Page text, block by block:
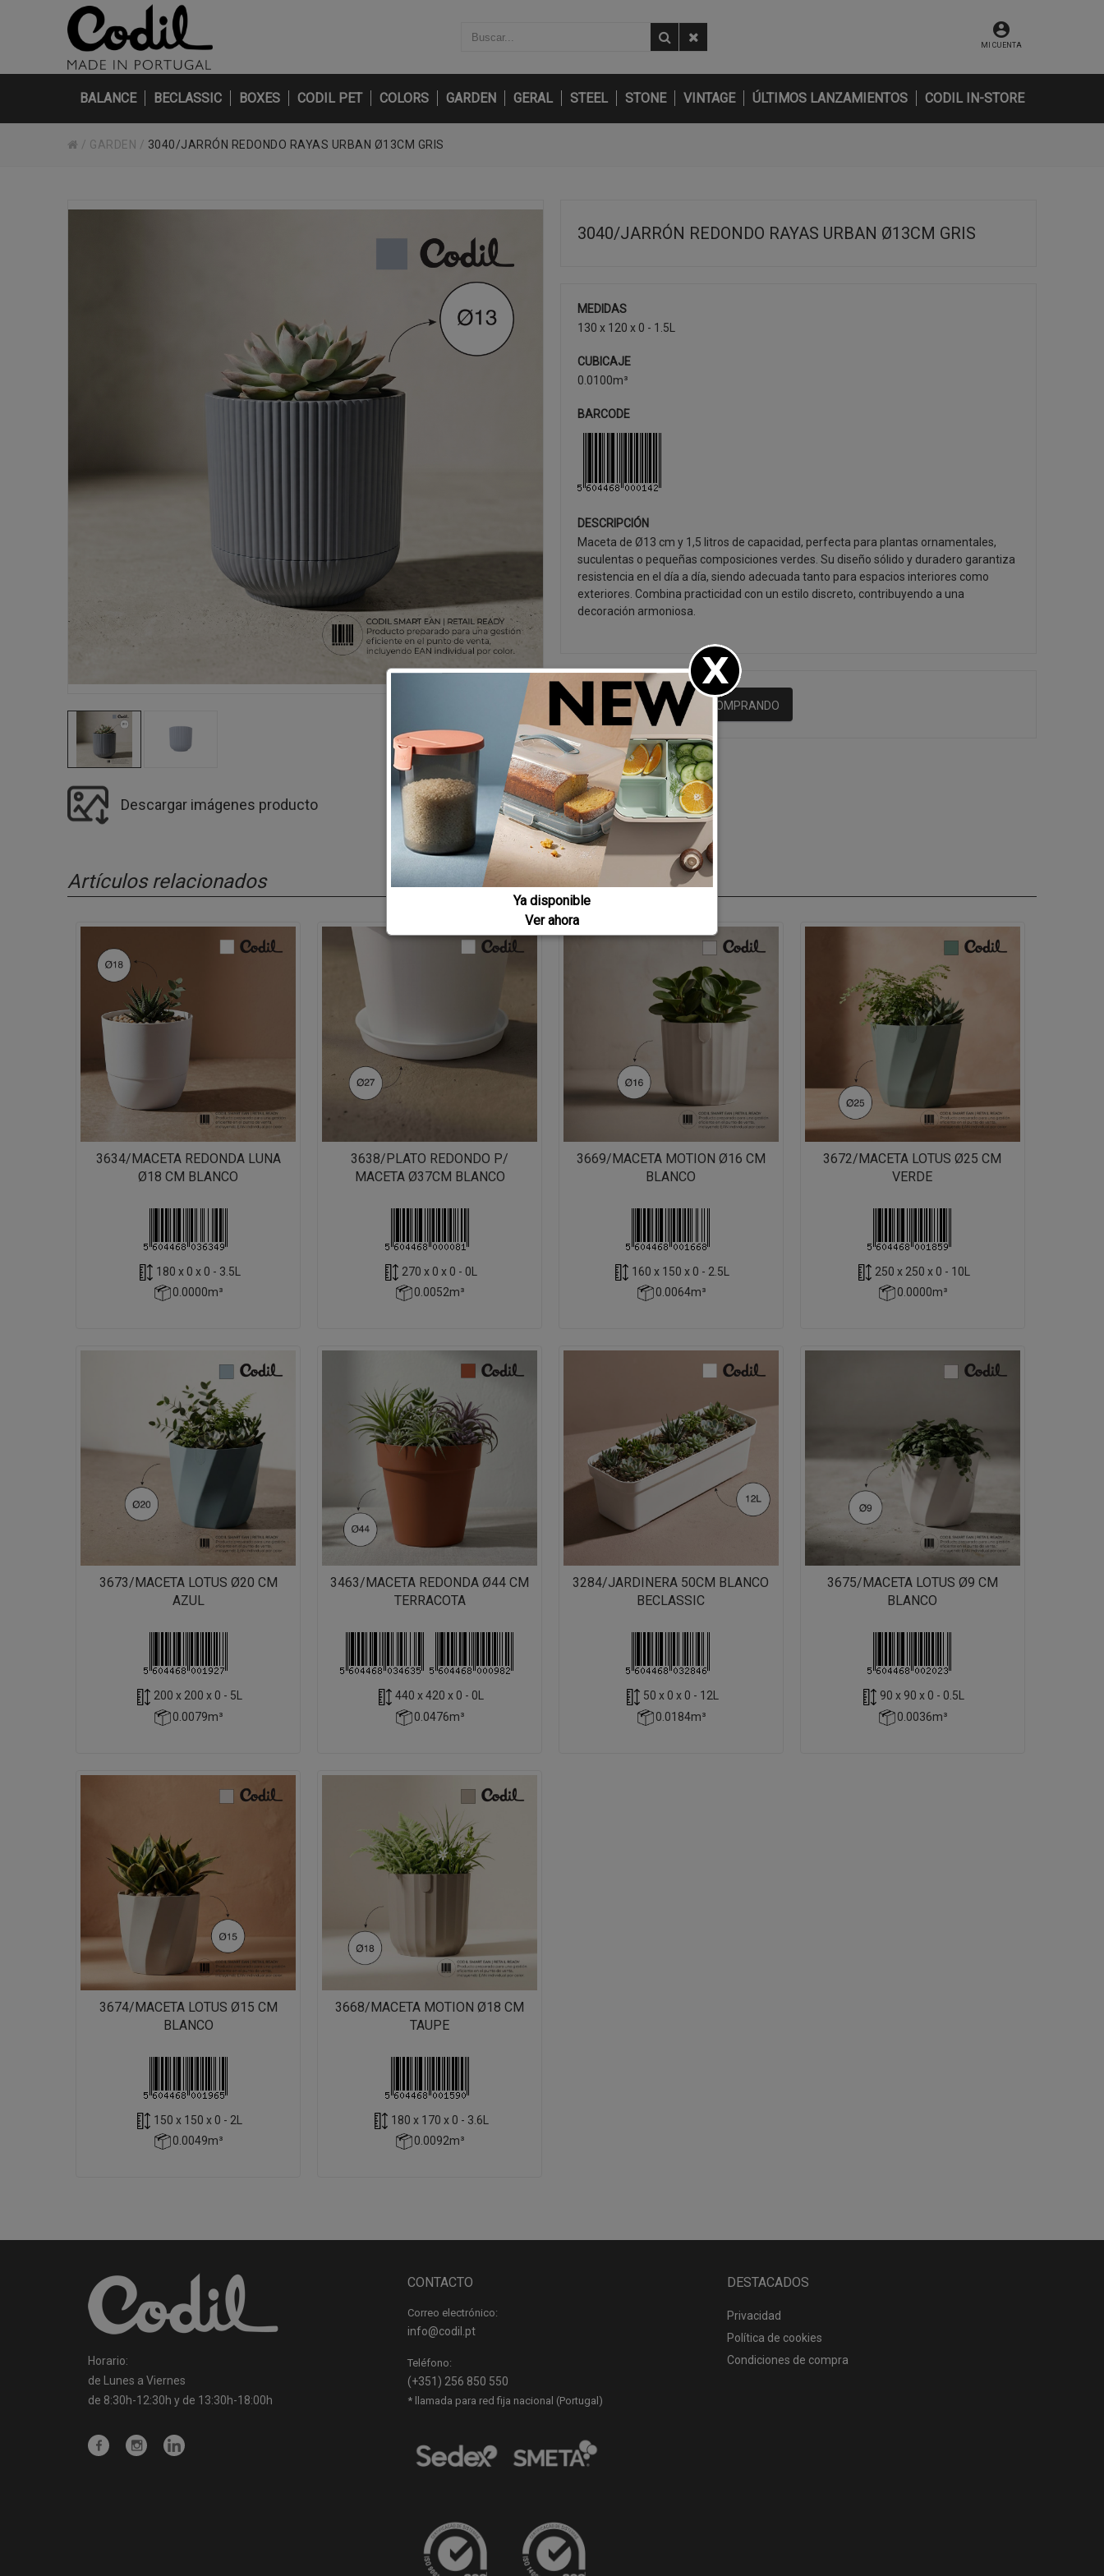
MI CUENTA
BALANCE BECLASSIC BOXES CODIL PET COLORS GARDEN GERAL STEEL STONE VINTAGE ÚLTIMOS LANZAMIENTOS CODIL IN-STORE
/ GARDEN / 3040/JARRÓN REDONDO RAYAS URBAN Ø13CM GRIS
Descargar imágenes producto
3040/JARRÓN REDONDO RAYAS URBAN Ø13CM GRIS
MEDIDAS
130 x 120 x 0 - 1.5L
CUBICAJE
0.0100m³
BARCODE
DESCRIPCIÓN
Maceta de Ø13 cm y 1,5 litros de capacidad, perfecta para plantas ornamentales,
suculentas o pequeñas composiciones verdes. Su diseño sólido y duradero garantiza
resistencia en el día a día, siendo adecuada tanto para espacios interiores como
exteriores. Combina practicidad con un estilo discreto, contribuyendo a una
decoración armoniosa.
SEGUIR COMPRANDO
Artículos relacionados
3634/MACETA REDONDA LUNA
Ø18 CM BLANCO
180 x 0 x 0 - 3.5L
0.0000m³
3638/PLATO REDONDO P/
MACETA Ø37CM BLANCO
270 x 0 x 0 - 0L
0.0052m³
3669/MACETA MOTION Ø16 CM
BLANCO
160 x 150 x 0 - 2.5L
0.0064m³
3672/MACETA LOTUS Ø25 CM
VERDE
250 x 250 x 0 - 10L
0.0000m³
3673/MACETA LOTUS Ø20 CM
AZUL
200 x 200 x 0 - 5L
0.0079m³
3463/MACETA REDONDA Ø44 CM
TERRACOTA
440 x 420 x 0 - 0L
0.0476m³
3284/JARDINERA 50CM BLANCO
BECLASSIC
50 x 0 x 0 - 12L
0.0184m³
3675/MACETA LOTUS Ø9 CM
BLANCO
90 x 90 x 0 - 0.5L
0.0036m³
3674/MACETA LOTUS Ø15 CM
BLANCO
150 x 150 x 0 - 2L
0.0049m³
3668/MACETA MOTION Ø18 CM
TAUPE
180 x 170 x 0 - 3.6L
0.0092m³
Horario:
de Lunes a Viernes
de 8:30h-12:30h y de 13:30h-18:00h
CONTACTO
Correo electrónico:
info@codil.pt
Teléfono:
(+351) 256 850 550
* llamada para red fija nacional (Portugal)
DESTACADOS
Privacidad
Política de cookies
Condiciones de compra
Ya disponible
Ver ahora